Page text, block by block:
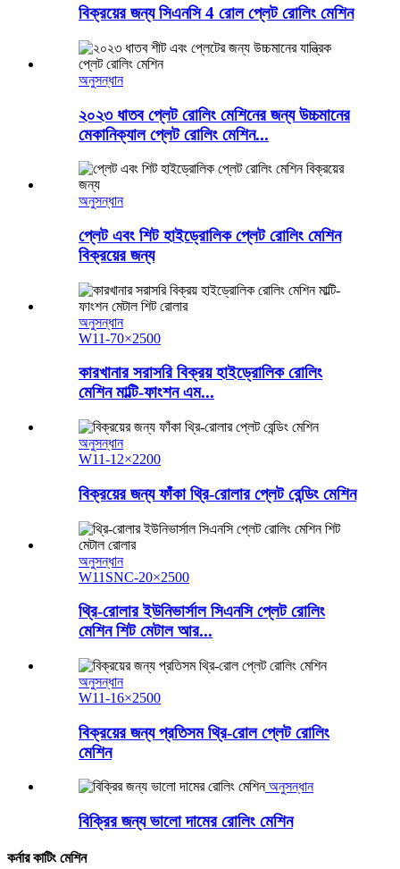
বিক্রয়ের জন্য সিএনসি 4 রোল প্লেট রোলিং মেশিন
অনুসন্ধান
২০২৩ ধাতব প্লেট রোলিং মেশিনের জন্য উচ্চমানের
মেকানিক্যাল প্লেট রোলিং মেশিন...
অনুসন্ধান
প্লেট এবং শিট হাইড্রোলিক প্লেট রোলিং মেশিন
বিক্রয়ের জন্য
অনুসন্ধান
W11-70×2500
কারখানার সরাসরি বিক্রয় হাইড্রোলিক রোলিং
মেশিন মাল্টি-ফাংশন এম...
অনুসন্ধান
W11-12×2200
বিক্রয়ের জন্য ফাঁকা থ্রি-রোলার প্লেট বেন্ডিং মেশিন
অনুসন্ধান
W11SNC-20×2500
থ্রি-রোলার ইউনিভার্সাল সিএনসি প্লেট রোলিং
মেশিন শিট মেটাল আর...
অনুসন্ধান
W11-16×2500
বিক্রয়ের জন্য প্রতিসম থ্রি-রোল প্লেট রোলিং
মেশিন
অনুসন্ধান
বিক্রির জন্য ভালো দামের রোলিং মেশিন
কর্নার কাটিং মেশিন